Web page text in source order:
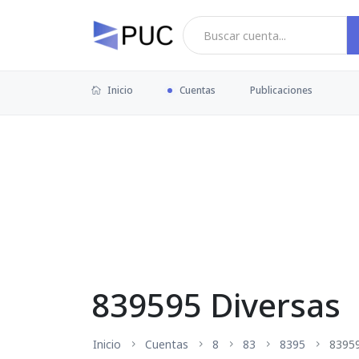
Inicio Cuentas Publicaciones
839595 Diversas
Inicio Cuentas 8 83 8395